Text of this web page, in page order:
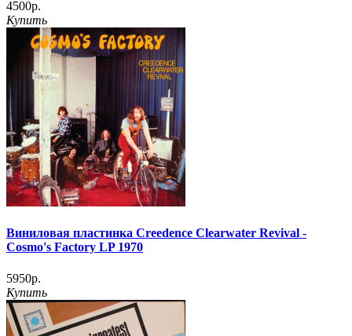
4500р.
Купить
Виниловая пластинка Creedence Clearwater Revival -
Cosmo's Factory LP 1970
5950р.
Купить